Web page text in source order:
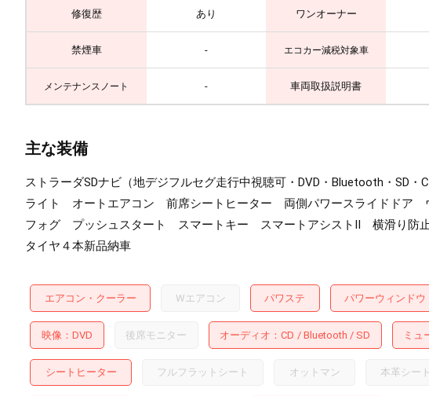
修復歴 あり ワンオーナー
禁煙車 - エコカー減税対象車
メンテナンスノート - 車両取扱説明書
主な装備
ストラーダSDナビ（地デジフルセグ走行中視聴可・DVD・Bluetooth・
ライト オートエアコン 前席シートヒーター 両側パワースライドドア
フォグ プッシュスタート スマートキー スマートアシストⅡ 横滑り
タイヤ４本新品納車
エアコン・クーラー Wエアコン パワステ パワーウィンドウ
映像 DVD 後席モニター オーディオ CD Bluetooth SD ミュ
シートヒーター フルフラットシート オットマン 本革シート